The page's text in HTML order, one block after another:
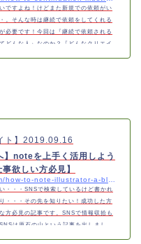
ですよね！けどまた新規での依頼がい
。そんな時は継続で依頼をしてくれる
必要です！今回は『継続で依頼される
どんな人』なのか？『どんなクリエイ
】 2019.09.16
】noteを上手く活用しよう
欲しい方必見】
・・・SNSで検索しているけど書かれ
・・・その先を知りたい！成功した方
方必見の記事です。SNSで情報収拾も
は原石の山という記事を出しまし